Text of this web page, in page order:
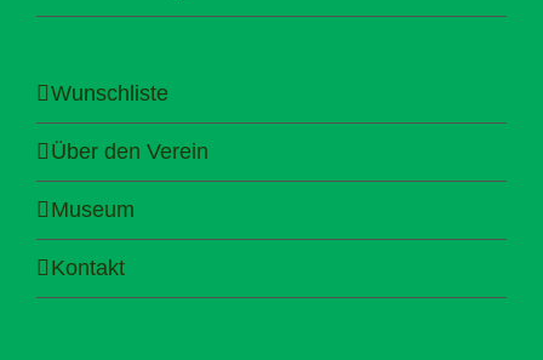
Wunschliste
Über den Verein
Museum
Kontakt